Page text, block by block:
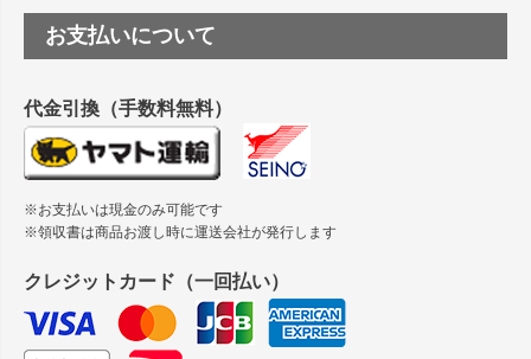
つや消し半透明ラベルのロールタイプはありますか？
縦420mm×横650mmの包装紙に適した紙はありますか？
ップ
お支払いについて
代金引換（手数料無料）
※お支払いは現金のみ可能です
※領収書は商品お渡し時に運送会社が発行します
クレジットカード（一回払い）